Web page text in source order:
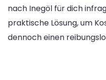
nach Inegöl für dich
praktische Lösung, um
dennoch einen